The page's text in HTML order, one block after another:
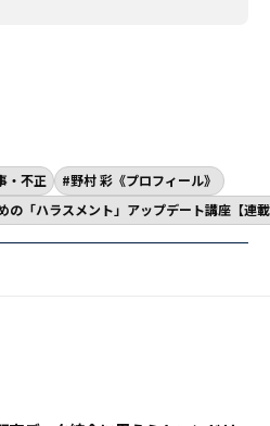
・不正
野村 彩《プロフィール》
の「ハラスメント」アップデート講座【連